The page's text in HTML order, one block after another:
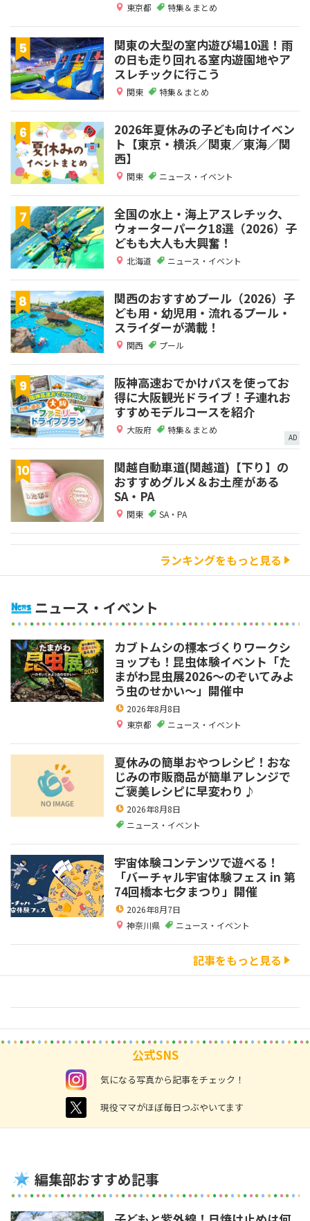
東京都 特集＆まとめ
関東の大型の室内遊び場10選！雨
の日も走り回れる室内遊園地やア
スレチックに行こう
関東 特集＆まとめ
2026年夏休みの子ども向けイベン
ト【東京・横浜／関東／東海／関
西】
関東 ニュース・イベント
全国の水上・海上アスレチック、
ウォーターパーク18選（2026）子
どもも大人も大興奮！
北海道 ニュース・イベント
関西のおすすめプール（2026）子
ども用・幼児用・流れるプール・
スライダーが満載！
関西 プール
阪神高速おでかけパスを使ってお
得に大阪観光ドライブ！子連れお
すすめモデルコースを紹介
大阪府 特集＆まとめ
AD
関越自動車道(関越道)【下り】の
おすすめグルメ＆お土産がある
SA・PA
関東 SA・PA
ランキングをもっと見る
ニュース・イベント
カブトムシの標本づくりワークシ
ョップも！昆虫体験イベント「た
まがわ昆虫展2026～のぞいてみよ
う虫のせかい～」開催中
2026年8月8日
東京都
ニュース・イベント
夏休みの簡単おやつレシピ！おな
じみの市販商品が簡単アレンジで
ご褒美レシピに早変わり♪
2026年8月8日
ニュース・イベント
宇宙体験コンテンツで遊べる！
「バーチャル宇宙体験フェス in 第
74回橋本七夕まつり」開催
2026年8月7日
神奈川県
ニュース・イベント
記事をもっと見る
公式SNS
instagram 気になる写真から記事をチェック！
twitter 現役ママがほぼ毎日つぶやいてます
編集部おすすめ記事